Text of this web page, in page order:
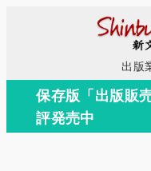
コ
テ
出版
保存版「出版販
評発売中